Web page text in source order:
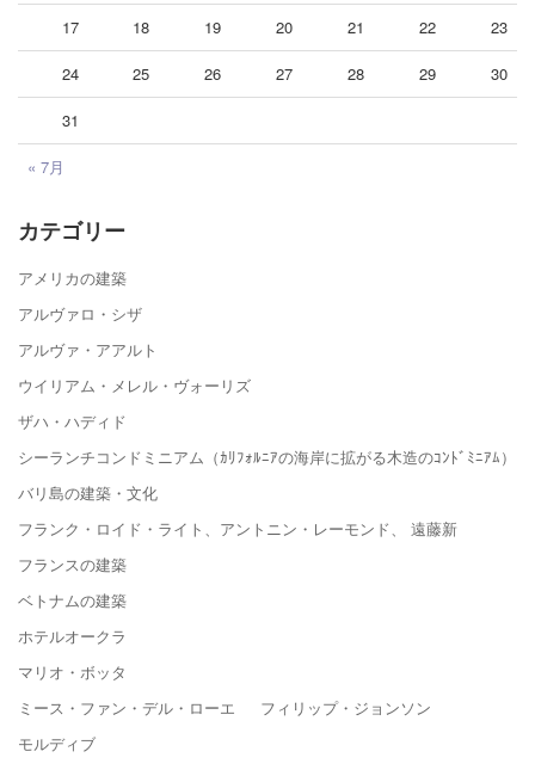
« 7月
17 18 19 20 21 22 23
24 25 26 27 28 29 30
31
カテゴリー
アメリカの建築
アルヴァロ・シザ
アルヴァ・アアルト
ウイリアム・メレル・ヴォーリズ
ザハ・ハディド
シーランチコンドミニアム（ｶﾘﾌｫﾙﾆｱの海岸に拡がる木造のｺﾝﾄﾞﾐﾆｱﾑ）
バリ島の建築・文化
フランク・ロイド・ライト、アントニン・レーモンド、 遠藤新
フランスの建築
ベトナムの建築
ホテルオークラ
マリオ・ボッタ
ミース・ファン・デル・ローエ フィリップ・ジョンソン
モルディブ